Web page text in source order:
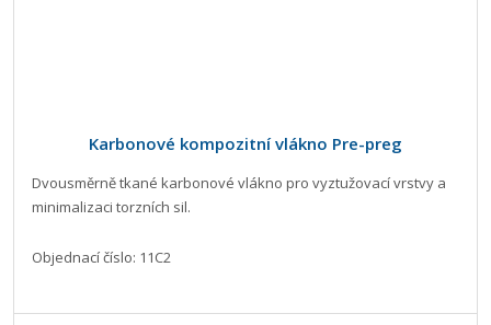
Karbonové kompozitní vlákno Pre-preg
Dvousměrně tkané karbonové vlákno pro vyztužovací vrstvy a
minimalizaci torzních sil.
Objednací číslo: 11C2